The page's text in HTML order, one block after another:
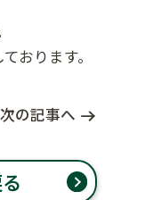
おります。
次の記事へ